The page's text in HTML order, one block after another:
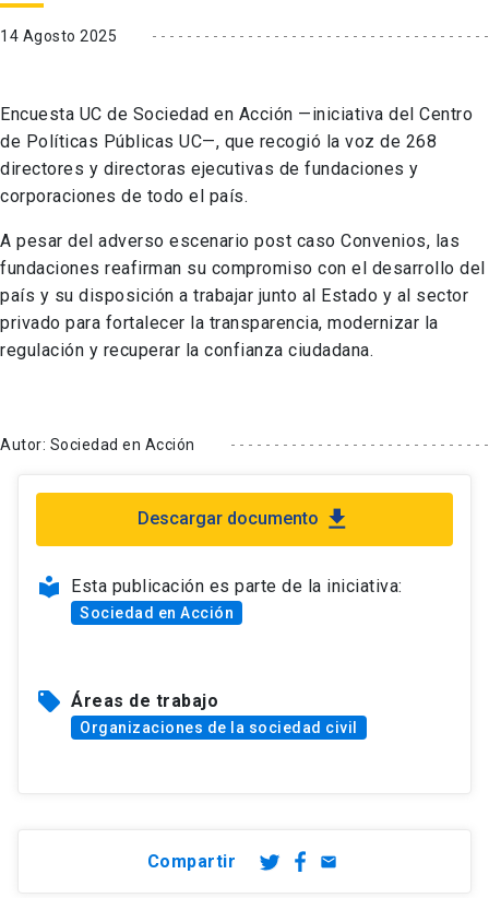
14 Agosto 2025
Encuesta UC de Sociedad en Acción —iniciativa del Centro
de Políticas Públicas UC—, que recogió la voz de 268
directores y directoras ejecutivas de fundaciones y
corporaciones de todo el país.
A pesar del adverso escenario post caso Convenios, las
fundaciones reafirman su compromiso con el desarrollo del
país y su disposición a trabajar junto al Estado y al sector
privado para fortalecer la transparencia, modernizar la
regulación y recuperar la confianza ciudadana.
Autor: Sociedad en Acción
Descargar documento file_download
local_library Esta publicación es parte de la iniciativa:
Sociedad en Acción
local_offer Áreas de trabajo
Organizaciones de la sociedad civil
Compartir email